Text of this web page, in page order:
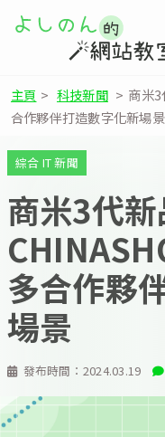
主頁 > 科技新聞 > 商米
合作夥伴打造數字化新場景
發布時間： 2024.03.19
綜合 IT 新聞
商米3代
多合作夥
場景